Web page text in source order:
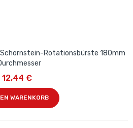
Rotationsbürste 180mm
12,44 €
WARENKORB